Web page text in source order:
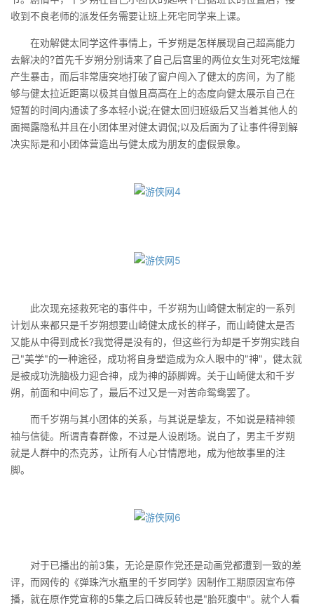
收到不良老师的派发任务需要让班上死宅同学来上课。
在劝解健太同学这件事情上，千岁朔是怎样展现自己超高能力
去解决的?首先千岁朔分别请来了自己后宫里的两位女生对死宅炫耀
产生暴击，而后非常唐突地打破了窗户闯入了健太的房间，为了能
够与健太拉近距离以极其自傲且高高在上的态度向健太展示自己在
短暂的时间内通读了多本轻小说;在健太回归班级后又当着其他人的
面揭露隐私并且在小团体里对健太调侃;以及后面为了让事件得到解
决实际是和小团体营造出与健太成为朋友的虚假景象。
此次现充拯救死宅的事件中，千岁朔为山崎健太制定的一系列
计划从来都只是千岁朔想要山崎健太成长的样子，而山崎健太是否
又能从中得到成长?我觉得是没有的，但这些行为却是千岁朔实践自
己"美学"的一种途径，成功将自身塑造成为众人眼中的"神"，健太就
是被成功洗脑极力迎合神，成为神的舔脚婢。关于山崎健太和千岁
朔，前面和中间忘了，最后不过又是一对苦命鸳鸯罢了。
而千岁朔与其小团体的关系，与其说是挚友，不如说是精神领
袖与信徒。所谓青春群像，不过是人设剧场。说白了，男主千岁朔
就是人群中的杰克苏，让所有人心甘情愿地，成为他故事里的注
脚。
对于已播出的前3集，无论是原作党还是动画党都遭到一致的差
评，而网传的《弹珠汽水瓶里的千岁同学》因制作工期原因宣布停
播，就在原作党宣称的5集之后口碑反转也是"胎死腹中"。就个人看